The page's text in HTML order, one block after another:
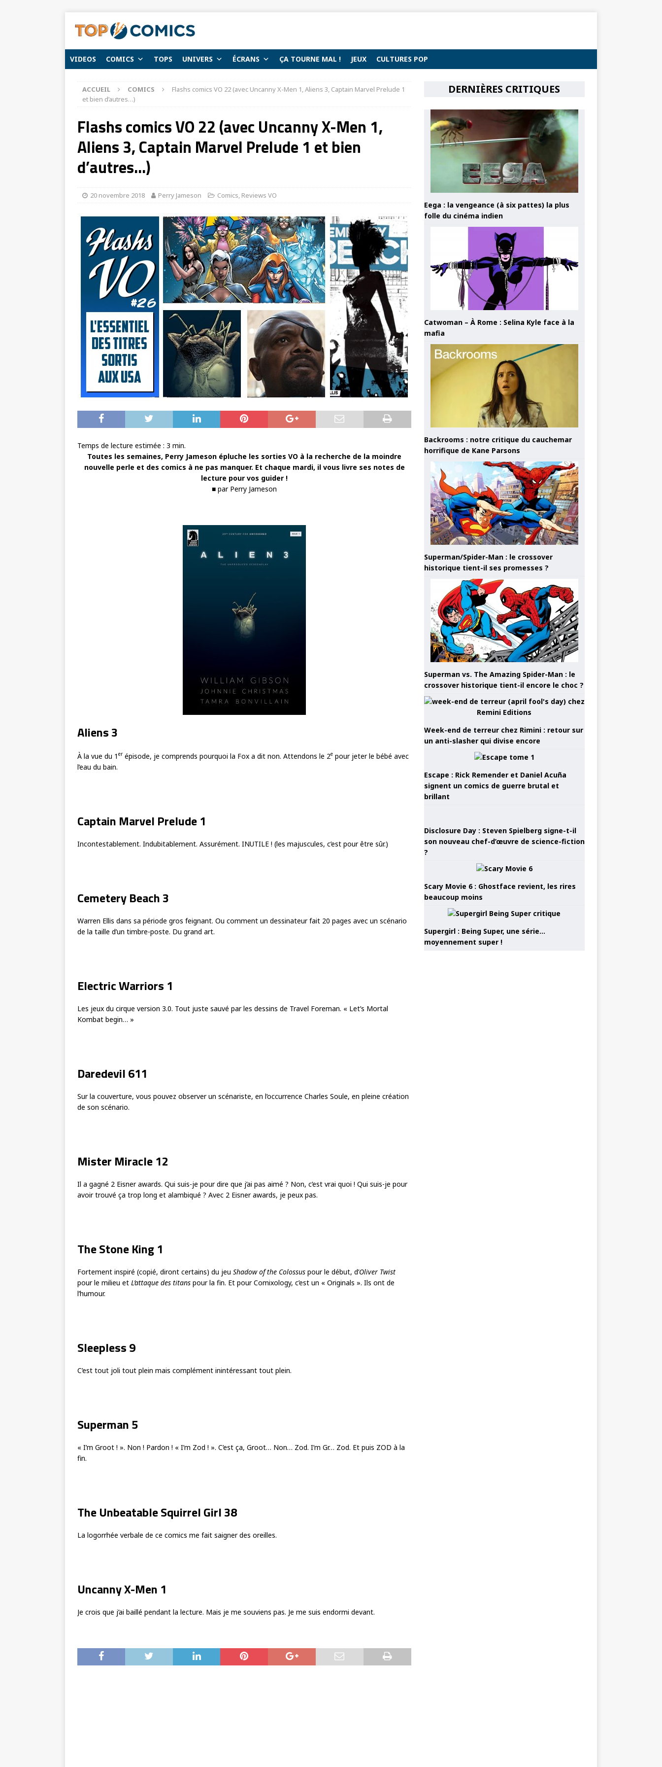
VIDEOS COMICS TOPS UNIVERS ÉCRANS ÇA TOURNE MAL ! JEUX CULTURES POP
ACCUEIL COMICS
Flashs comics VO 22 (avec Uncanny X-Men 1, Aliens 3, Captain Marvel Prelude 1
et bien d’autres…)
Flashs comics VO 22 (avec Uncanny X-Men 1,
Aliens 3, Captain Marvel Prelude 1 et bien
d’autres…)
20 novembre 2018 Perry Jameson Comics, Reviews VO
Temps de lecture estimée : 3 min.
Toutes les semaines, Perry Jameson épluche les sorties VO à la recherche de la moindre
nouvelle perle et des comics à ne pas manquer. Et chaque mardi, il vous livre ses notes de
lecture pour vos guider !
■ par Perry Jameson
Aliens 3
À la vue du 1 erépisode, je comprends pourquoi la Fox a dit non. Attendons le 2e pour jeter le bébé avec
l’eau du bain.
Captain Marvel Prelude 1
Incontestablement. Indubitablement. Assurément. INUTILE ! (les majuscules, c’est pour être sûr.)
Cemetery Beach 3
Warren Ellis dans sa période gros feignant. Ou comment un dessinateur fait 20 pages avec un scénario
de la taille d’un timbre-poste. Du grand art.
Electric Warriors 1
Les jeux du cirque version 3.0. Tout juste sauvé par les dessins de Travel Foreman. « Let’s Mortal
Kombat begin… »
Daredevil 611
Sur la couverture, vous pouvez observer un scénariste, en l’occurrence Charles Soule, en pleine création
de son scénario.
Mister Miracle 12
Il a gagné 2 Eisner awards. Qui suis-je pour dire que j’ai pas aimé ? Non, c’est vrai quoi ! Qui suis-je pour
avoir trouvé ça trop long et alambiqué ? Avec 2 Eisner awards, je peux pas.
The Stone King 1
Fortement inspiré (copié, diront certains) du jeu Shadow of the Colossus pour le début, d’Oliver Twist
pour le milieu et L’attaque des titans pour la fin. Et pour Comixology, c’est un « Originals ». Ils ont de
l’humour.
Sleepless 9
C’est tout joli tout plein mais complément inintéressant tout plein.
Superman 5
« I’m Groot ! ». Non ! Pardon ! « I’m Zod ! ». C’est ça, Groot… Non… Zod. I’m Gr… Zod. Et puis ZOD à la
fin.
The Unbeatable Squirrel Girl 38
La logorrhée verbale de ce comics me fait saigner des oreilles.
Uncanny X-Men 1
Je crois que j’ai baillé pendant la lecture. Mais je me souviens pas. Je me suis endormi devant.
DERNIÈRES CRITIQUES
Eega : la vengeance (à six pattes) la plus
folle du cinéma indien
Catwoman – À Rome : Selina Kyle face à la
mafia
Backrooms : notre critique du cauchemar
horrifique de Kane Parsons
Superman/Spider-Man : le crossover
historique tient-il ses promesses ?
Superman vs. The Amazing Spider-Man : le
crossover historique tient-il encore le choc ?
Week-end de terreur chez Rimini : retour sur
un anti-slasher qui divise encore
Escape : Rick Remender et Daniel Acuña
signent un comics de guerre brutal et
brillant
Disclosure Day : Steven Spielberg signe-t-il
son nouveau chef-d’œuvre de science-fiction
?
Scary Movie 6 : Ghostface revient, les rires
beaucoup moins
Supergirl : Being Super, une série…
moyennement super !